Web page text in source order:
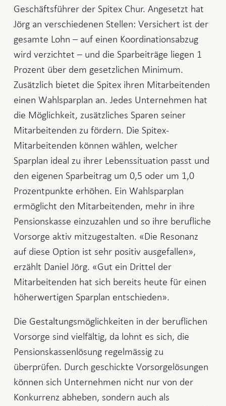
Geschäftsführer der Spitex Chur. Angesetzt hat
Jörg an verschiedenen Stellen: Versichert ist der
gesamte Lohn – auf einen Koordinationsabzug
wird verzichtet – und die Sparbeiträge liegen 1
Prozent über dem gesetzlichen Minimum.
Zusätzlich bietet die Spitex ihren Mitarbeitenden
einen Wahlsparplan an. Jedes Unternehmen hat
die Möglichkeit, zusätzliches Sparen seiner
Mitarbeitenden zu fördern. Die Spitex-
Mitarbeitenden können wählen, welcher
Sparplan ideal zu ihrer Lebenssituation passt und
den eigenen Sparbeitrag um 0,5 oder um 1,0
Prozentpunkte erhöhen. Ein Wahlsparplan
ermöglicht den Mitarbeitenden, mehr in ihre
Pensionskasse einzuzahlen und so ihre berufliche
Vorsorge aktiv mitzugestalten. «Die Resonanz
auf diese Option ist sehr positiv ausgefallen»,
erzählt Daniel Jörg. «Gut ein Drittel der
Mitarbeitenden hat sich bereits heute für einen
höherwertigen Sparplan entschieden».
Die Gestaltungsmöglichkeiten in der beruflichen
Vorsorge sind vielfältig, da lohnt es sich, die
Pensionskassenlösung regelmässig zu
überprüfen. Durch geschickte Vorsorgelösungen
können sich Unternehmen nicht nur von der
Konkurrenz abheben, sondern auch als